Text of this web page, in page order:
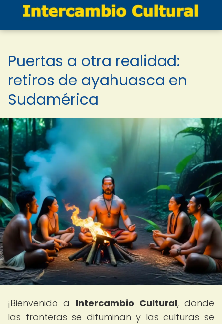
Puertas a otra realidad:
retiros de ayahuasca en
Sudamérica
¡Bienvenido a Intercambio Cultural, donde
las fronteras se difuminan y las culturas se